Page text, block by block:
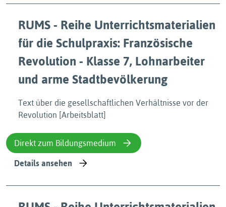
RUMS - Reihe Unterrichtsmaterialien
für die Schulpraxis: Französische
Revolution - Klasse 7, Lohnarbeiter
und arme Stadtbevölkerung
Text über die gesellschaftlichen Verhältnisse vor der
Revolution [Arbeitsblatt]
Direkt zum Bildungsmedium
Details ansehen